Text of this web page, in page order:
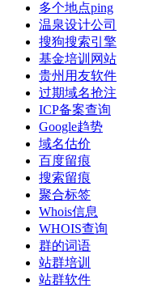
多个地点ping
温泉设计公司
搜狗搜索引擎
基金培训网站
贵州用友软件
过期域名抢注
ICP备案查询
Google趋势
域名估价
百度留痕
搜索留痕
聚合标签
Whois信息
WHOIS查询
群的词语
站群培训
站群软件